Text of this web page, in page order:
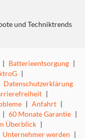
verstellbaren
Funktionalität.
mit unserem
Passform
Vorschriften,
EN 12472
und Techniktrends
| Batterieentsorgung |
|
Datenschutzerklärung
|
| Anfahrt |
| 60 Monate Garantie |
Überblick |
Unternehmer werden |